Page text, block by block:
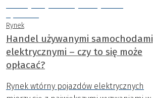
Rynek
Handel używanymi samochodami
elektrycznymi – czy to się może
opłacać?
Rynek wtórny pojazdów elektrycznych